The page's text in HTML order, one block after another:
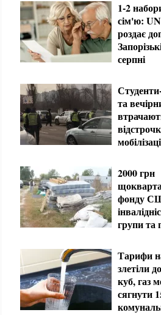
1-2
сім'ю:
роздає
серпні
та
2000 грн
фонду
групи та
виплати
Тарифи
злетіли
куб, газ
сягнути